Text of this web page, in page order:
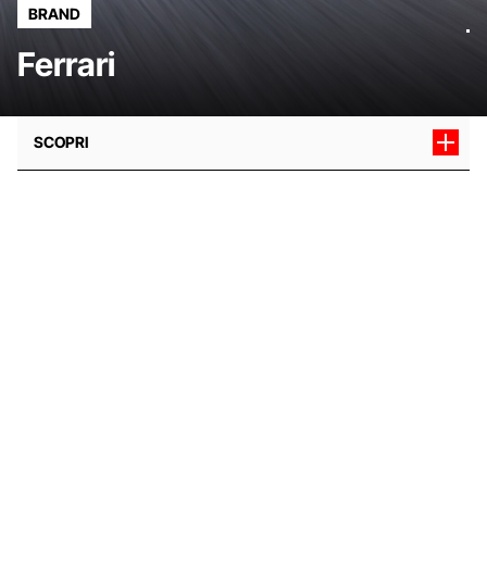
BRAND
Ferrari
SCOPRI